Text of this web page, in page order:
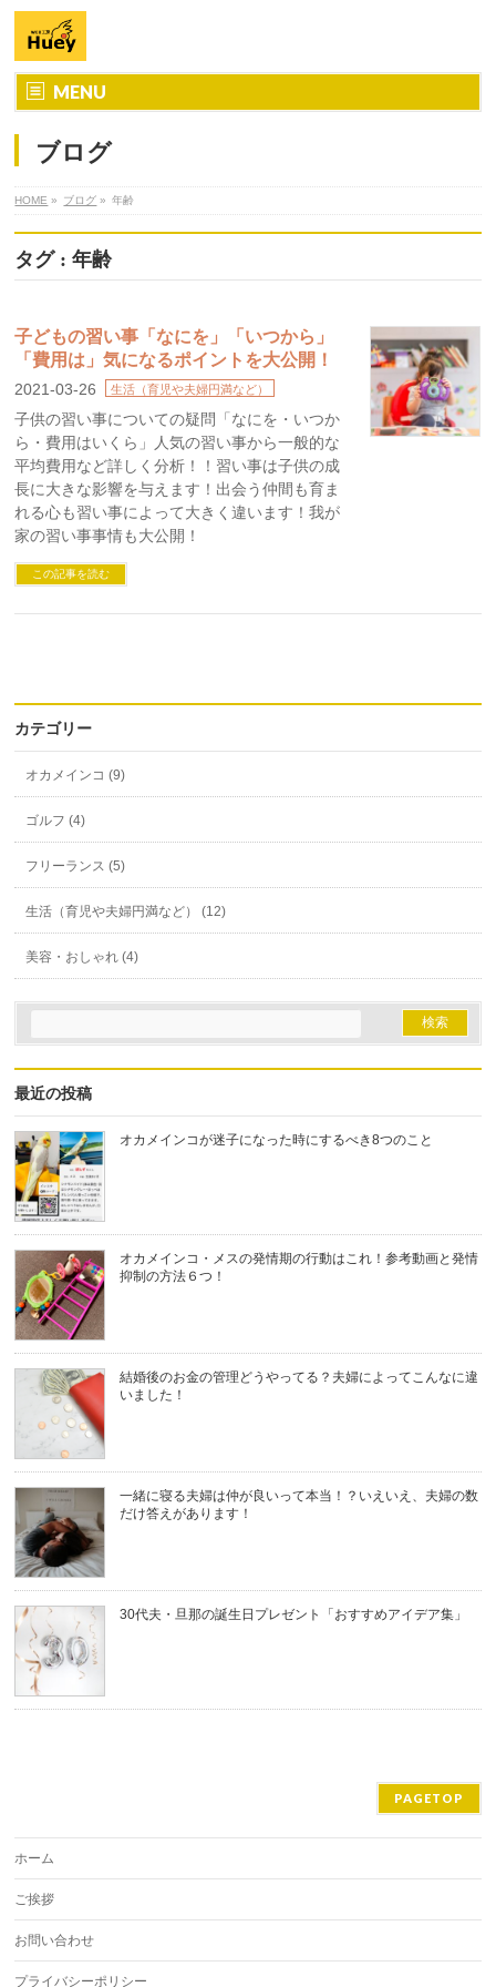
MENU
ブログ
HOME » ブログ » 年齢
タグ : 年齢
子どもの習い事「なにを」「いつから」
「費用は」気になるポイントを大公開！
2021-03-26 生活（育児や夫婦円満など）
子供の習い事についての疑問「なにを・いつか
ら・費用はいくら」人気の習い事から一般的な
平均費用など詳しく分析！！習い事は子供の成
長に大きな影響を与えます！出会う仲間も育ま
れる心も習い事によって大きく違います！我が
家の習い事事情も大公開！
この記事を読む
カテゴリー
オカメインコ (9)
ゴルフ (4)
フリーランス (5)
生活（育児や夫婦円満など） (12)
美容・おしゃれ (4)
最近の投稿
オカメインコが迷子になった時にするべき8つのこと
オカメインコ・メスの発情期の行動はこれ！参考動画と発情
抑制の方法６つ！
結婚後のお金の管理どうやってる？夫婦によってこんなに違
いました！
一緒に寝る夫婦は仲が良いって本当！？いえいえ、夫婦の数
だけ答えがあります！
30代夫・旦那の誕生日プレゼント「おすすめアイデア集」
PAGETOP
ホーム
ご挨拶
お問い合わせ
プライバシーポリシー